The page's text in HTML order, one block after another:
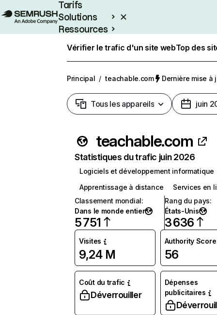
Tarifs
Solutions
Ressources
Vérifier le trafic d'un site webTop des
Principal / teachable.com Dernière mise à
Tous les appareils juin
teachable.com
Statistiques du trafic juin 2026
Logiciels et développement informatique
Apprentissage à distance
Services en
Classement mondial:
Dans le monde entier
5 751
Rang du pays:
États-Unis
3 636
Visites
9,24 M
Authority Score
56
Coût du trafic
Déverrouiller
Dépenses
publicitaires